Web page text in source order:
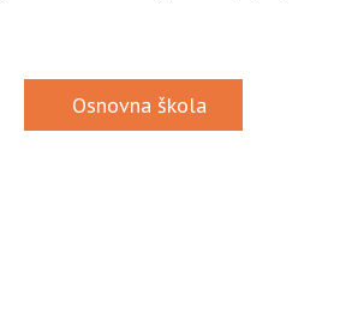
Osnovna škola